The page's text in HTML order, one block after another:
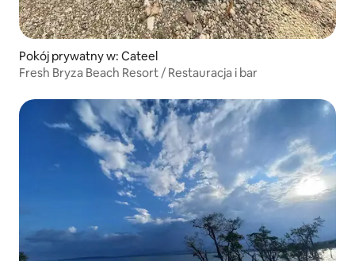
Pokój prywatny w: Cateel
Fresh Bryza Beach Resort / Restauracja i bar